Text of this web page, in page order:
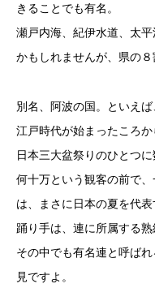
きることでも有名。
瀬戸内海、紀伊水道、太
かもしれませんが、県の
別名、阿波の国。といえ
江戸時代が始まったころ
日本三大盆祭りのひとつに
何十万という観客の前で
は、まさに日本の夏を代表
踊り手は、連に所属する熟
その中でも有名連と呼ば
見ですよ。